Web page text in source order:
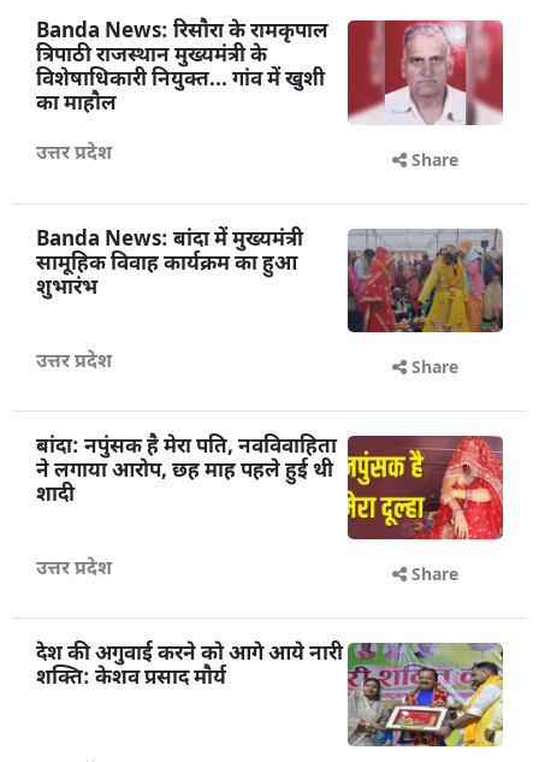
Banda News: रिसौरा के रामकृपाल
त्रिपाठी राजस्थान मुख्यमंत्री के
विशेषाधिकारी नियुक्त... गांव में खुशी
का माहौल
उत्तर प्रदेश Share
Banda News: बांदा में मुख्यमंत्री
सामूहिक विवाह कार्यक्रम का हुआ
शुभारंभ
उत्तर प्रदेश Share
बांदा: नपुंसक है मेरा पति, नवविवाहिता
ने लगाया आरोप, छह माह पहले हुई थी
शादी
उत्तर प्रदेश Share
देश की अगुवाई करने को आगे आये नारी
शक्ति: केशव प्रसाद मौर्य